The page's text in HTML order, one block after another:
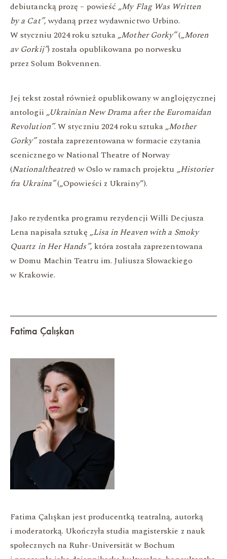
debiutancką prozę – powieść„My Flag Was Written
by a Cat”, wydaną przez wydawnictwo Urbino.
W styczniu 2024 roku sztuka„Mother Gorky”(„Moren
av Gorkij”) została opublikowana po norwesku
przez Solum Bokvennen.
Jej tekst został również opublikowany w anglojęzycznej
antologii „Ukrainian New Drama after the Euromaidan
Revolution”. W styczniu 2024 roku sztuka„Mother
Gorky”została zaprezentowana w formacie czytania
scenicznego w National Theatre of Norway
(Nationaltheatret) w Oslo w ramach projektu „Historier
fra Ukraina”(„Opowieści z Ukrainy”).
Jako rezydentka programu rezydencji Willi Decjusza
Lena napisała sztukę „Lisa in Heaven with a Smoky
Quartz in Her Hands”, która została zaprezentowana
w Domu Machin Teatru im. Juliusza Słowackiego
w Krakowie.
Fatima Çalışkan
Fatima Çalışkan jest producentką teatralną, autorką
i moderatorką. Ukończyła studia magisterskie z nauk
społecznych na Ruhr-Universität w Bochum